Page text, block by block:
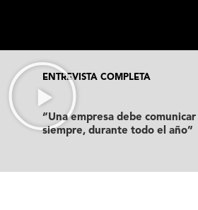
ENTREVISTA COMPLETA
“Una empresa debe comunicar
siempre, durante todo el año”